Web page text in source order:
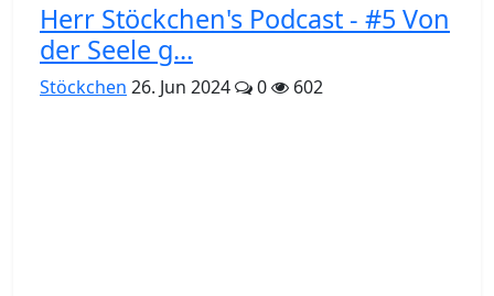
Herr Stöckchen's Podcast - #5 Von
der Seele g...
Stöckchen 26. Jun 2024 0 602